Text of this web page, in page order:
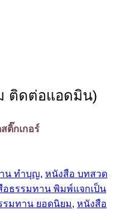
ติดต่อแอดมิน)
ติ๊กเกอร์
น ทำบุญ, หนังสือ บทสวด
อธรรมทาน พิมพ์แจกเป็น
มทาน ยอดนิยม, หนังสือ